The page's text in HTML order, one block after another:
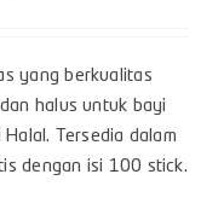
yang berkualitas
halus untuk bayi
Tersedia dalam
dengan isi 100 stick.